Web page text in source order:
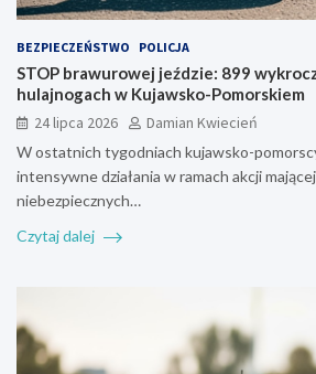
BEZPIECZEŃSTWO POLICJA
STOP brawurowej jeździe: 899
hulajnogach w Kujawsko-Pomorskiem
24 lipca 2026
Damian Kwiecień
W ostatnich tygodniach kujawsko-
intensywne działania w ramach akcji
niebezpiecznych…
Czytaj dalej